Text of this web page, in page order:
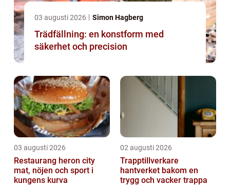
03 augusti 2026 Simon Hagberg
Trädfällning: en konstform med
säkerhet och precision
03 augusti 2026
Restaurang heron city
mat, nöjen och sport i
kungens kurva
02 augusti 2026
Trapptillverkare
hantverket bakom en
trygg och vacker trappa